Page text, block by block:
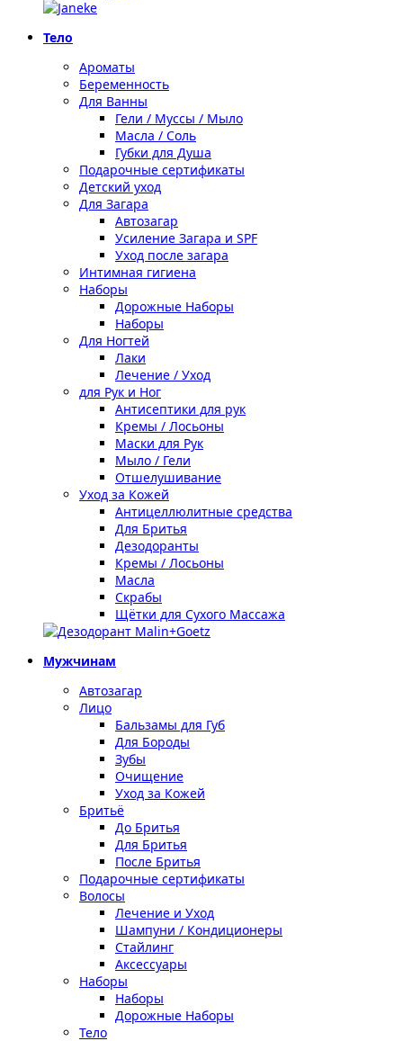
Тело
Ароматы
Беременность
Для Ванны
Гели / Муссы / Мыло
Масла / Соль
Губки для Душа
Подарочные сертификаты
Детский уход
Для Загара
Автозагар
Усиление Загара и SPF
Уход после загара
Интимная гигиена
Наборы
Дорожные Наборы
Наборы
Для Ногтей
Лаки
Лечение / Уход
для Рук и Ног
Антисептики для рук
Кремы / Лосьоны
Маски для Рук
Мыло / Гели
Отшелушивание
Уход за Кожей
Антицеллюлитные средства
Для Бритья
Дезодоранты
Кремы / Лосьоны
Масла
Скрабы
Щётки для Сухого Массажа
Мужчинам
Автозагар
Лицо
Бальзамы для Губ
Для Бороды
Зубы
Очищение
Уход за Кожей
Бритьё
До Бритья
Для Бритья
После Бритья
Подарочные сертификаты
Волосы
Лечение и Уход
Шампуни / Кондиционеры
Стайлинг
Аксессуары
Наборы
Наборы
Дорожные Наборы
Тело